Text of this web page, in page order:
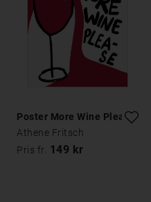
Poster More Wine Please
Athene Fritsch
Pris fr. 149 kr